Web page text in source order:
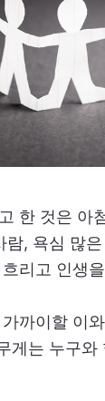
한 것은 아
람, 욕심 많
리고 인생
까이할 이
게는 누구와